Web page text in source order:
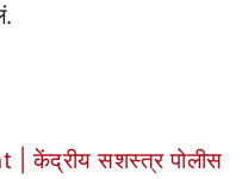
केंद्रीय सशस्त्र पोलीस